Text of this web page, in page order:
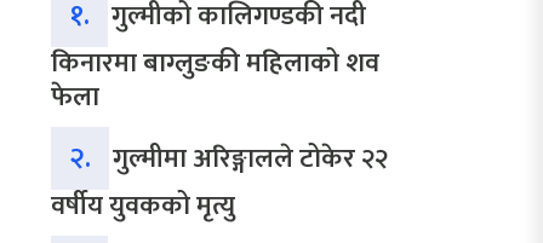
१. गुल्मीको कालिगण्डकी नदी
किनारमा बाग्लुङकी महिलाको शव
फेला
२. गुल्मीमा अरिङ्गालले टोकेर २२
वर्षीय युवकको मृत्यु